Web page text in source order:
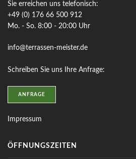
Sie erreichen uns telefonisch:
+49 (0) 176 66 500 912
Mo. - So. 8:00 - 20:00 Uhr
info@terrassen-meister.de
Schreiben Sie uns Ihre Anfrage:
ANFRAGE
Impressum
ÖFFNUNGSZEITEN